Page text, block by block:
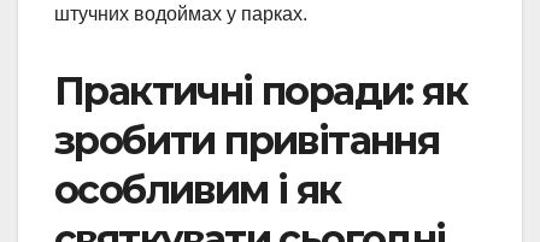
штучних водоймах у парках.
Практичні поради: як
зробити привітання
особливим і як